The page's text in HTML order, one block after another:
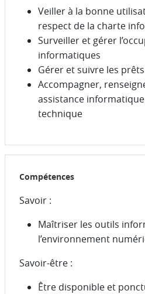
Veiller à la bonne
respect de la charte
Surveiller et gérer
informatiques
Gérer et suivre les
Accompagner,
assistance
technique
Compétences
Savoir :
Maîtriser les outils
l’environnement
Savoir-être :
Être disponible et